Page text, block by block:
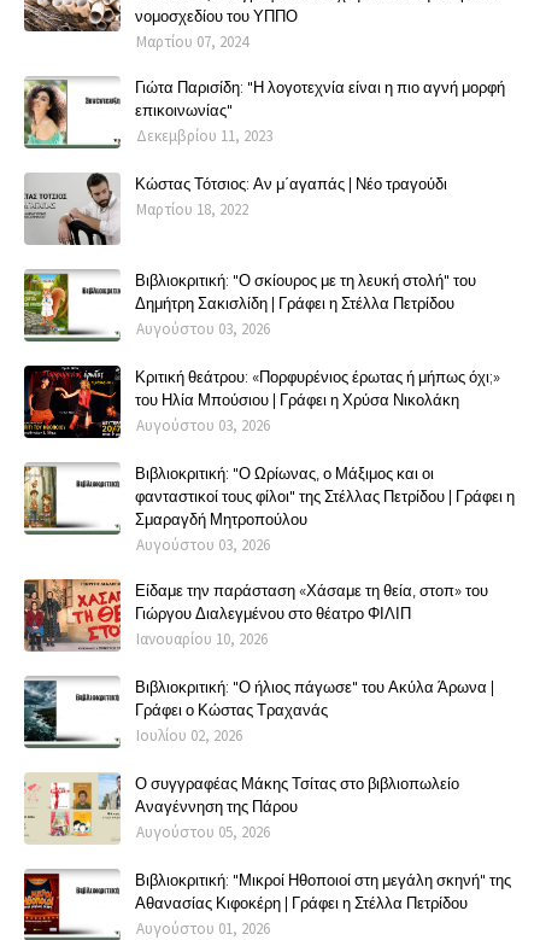
νομοσχεδίου του ΥΠΠΟ
Μαρτίου 07, 2024
Γιώτα Παρισίδη: "Η λογοτεχνία είναι η πιο αγνή μορφή
επικοινωνίας"
Δεκεμβρίου 11, 2023
Κώστας Τότσιος: Αν μ΄αγαπάς | Νέο τραγούδι
Μαρτίου 18, 2022
Βιβλιοκριτική: "Ο σκίουρος με τη λευκή στολή" του
Δημήτρη Σακισλίδη | Γράφει η Στέλλα Πετρίδου
Αυγούστου 03, 2026
Κριτική θεάτρου: «Πορφυρένιος έρωτας ή μήπως όχι;»
του Ηλία Μπούσιου | Γράφει η Χρύσα Νικολάκη
Αυγούστου 03, 2026
Βιβλιοκριτική: "Ο Ωρίωνας, ο Μάξιμος και οι
φανταστικοί τους φίλοι" της Στέλλας Πετρίδου | Γράφει η
Σμαραγδή Μητροπούλου
Αυγούστου 03, 2026
Είδαμε την παράσταση «Χάσαμε τη θεία, στοπ» του
Γιώργου Διαλεγμένου στο θέατρο ΦΙΛΙΠ
Ιανουαρίου 10, 2026
Βιβλιοκριτική: "Ο ήλιος πάγωσε" του Ακύλα Άρωνα |
Γράφει ο Κώστας Τραχανάς
Ιουλίου 02, 2026
Ο συγγραφέας Μάκης Τσίτας στο βιβλιοπωλείο
Αναγέννηση της Πάρου
Αυγούστου 05, 2026
Βιβλιοκριτική: "Μικροί Ηθοποιοί στη μεγάλη σκηνή" της
Αθανασίας Κιφοκέρη | Γράφει η Στέλλα Πετρίδου
Αυγούστου 01, 2026